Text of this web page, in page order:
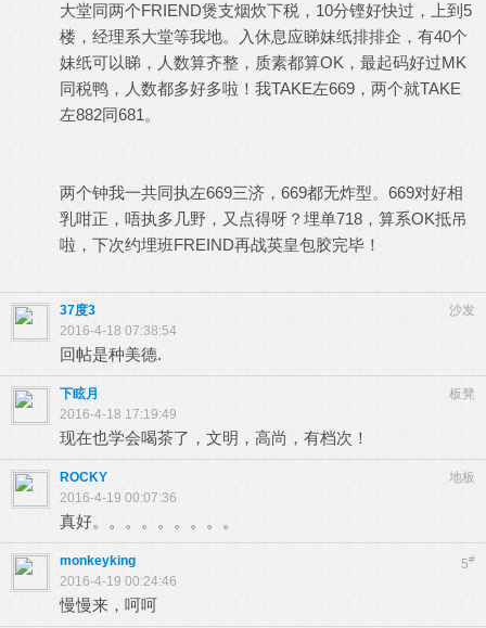
大堂同两个FRIEND煲支烟炊下税，10分铿好快过，上到5
楼，经理系大堂等我地。入休息应睇妹纸排排企，有40个
妹纸可以睇，人数算齐整，质素都算OK，最起码好过MK
同税鸭，人数都多好多啦！我TAKE左669，两个就TAKE
左882同681。
两个钟我一共同执左669三济，669都无炸型。669对好相
乳咁正，唔执多几野，又点得呀？埋单718，算系OK抵吊
啦，下次约埋班FREIND再战英皇包胶完毕！
沙发
37度3
2016-4-18 07:38:54
回帖是种美德.
板凳
下眩月
2016-4-18 17:19:49
现在也学会喝茶了，文明，高尚，有档次！
地板
ROCKY
2016-4-19 00:07:36
真好。。。。。。。。。
5#
monkeyking
2016-4-19 00:24:46
慢慢来，呵呵